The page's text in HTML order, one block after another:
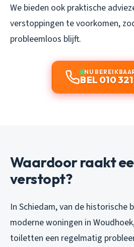
We bieden ook praktische
verstoppingen te voorkomen,
probleemloos blijft.
NU
BEL 010
Waardoor raakt
verstopt?
In Schiedam, van de historische
moderne woningen in
toiletten een regelmatig